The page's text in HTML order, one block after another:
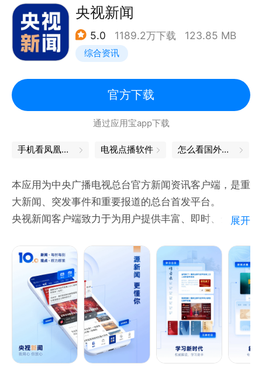
多个工作室的优质出品内容获国家广播电视总局优秀国
产纪录片奖项。
-问答：多元视角看新闻，从热门资讯到好问题好回
答，从优质创作者到大咖提问。用户可以浏览与参与科
-直播：乐享NBA、中超、F1、男篮世界杯、LPL、
KPL等多类重大赛事直播，支持边看直播边聊天，更有
神秘娱乐嘉宾惊喜互动。
-订阅：近千家优质媒体，订阅丰富阅读内容。更有精
【意见反馈】
﹣软件反馈：设置﹣意见反馈
﹣官方网站：http://www.qq.com
- 微博：＠腾讯新闻
央视新闻
5.0 1189.2万下载 123.85 MB
综合资讯
官方下载
通过应用宝app下载
手机看凤凰卫视 电视点播软件 怎么看国外新闻
本应用为中央广播电视总台官方新闻资讯客户端，是重
大新闻、突发事件和重要报道的总台首发平台。
央视新闻客户端致力于为用户提供丰富、即时、全面的
式。24小时滚动更新，全球视野，独家资源，以及精
选必读，都能在这里第一时间获取。
1、“源新闻”更快更权威：遍布全球的记者直达现场，
提供独家新闻视频与直播，重大新闻权威发布，突发事
件及时播报。
2、“新闻+服务”新生态：满足用户获取资讯、知识学
习与工具使用的多元需求。
展开